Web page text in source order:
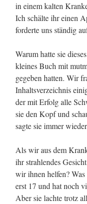
in einem kalten
Ich schälte ihr einen
forderte uns ständig
Warum hatte sie
kleines Buch mit
gegeben hatten. Wir
Inhaltsverzeichnis
der mit Erfolg alle
sie den Kopf und
sagte sie immer
Als wir aus dem
ihr strahlendes
wir ihnen helfen?
erst 17 und hat noch
Aber sie lachte trotz